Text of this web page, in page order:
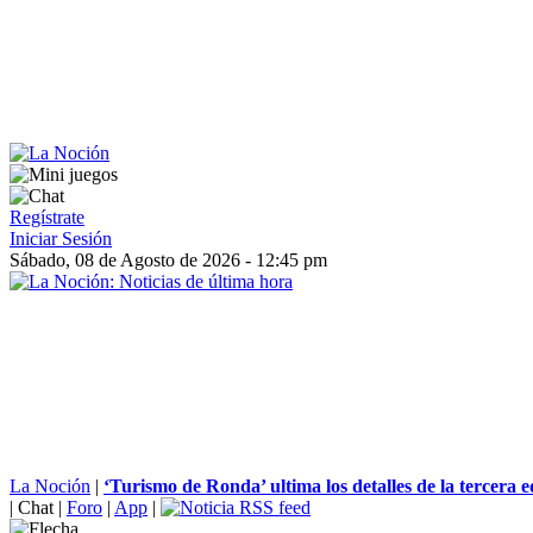
Regístrate
Iniciar Sesión
Sábado, 08 de Agosto de 2026 - 12:45 pm
La Noción | ‘Turismo de Ronda’ ultima los detalles de la tercera
| Chat | Foro | App |